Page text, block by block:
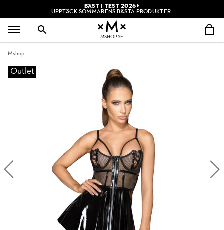
BÄST I TEST 2026
UPPTÄCK SOMMARENS BÄSTA PRODUKTER.
MSHOP.SE
Mshop
Outlet